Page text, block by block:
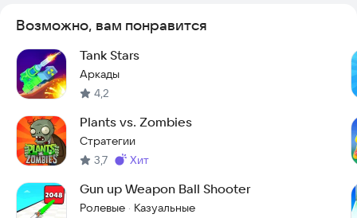
умение планировать действия, чтобы пройти все уровни и
стать мастером в этой игре. Установите игру и начните
играть уже сегодня!
Возможно, вам понравится
Tank Stars
Аркады
4,2
Plants vs. Zombies
Стратегии
3,7 Метка
хит
Gun up Weapon Ball Shooter
Ролевые · Казуальные